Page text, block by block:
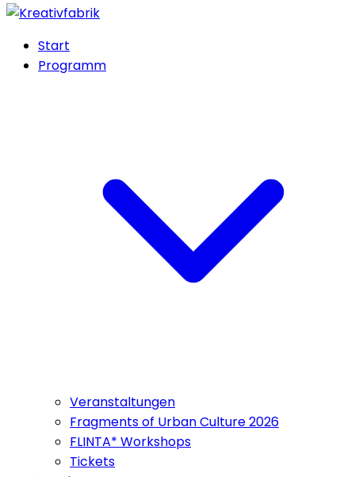
Start
Programm
Veranstaltungen
Fragments of Urban Culture 2026
FLINTA* Workshops
Tickets